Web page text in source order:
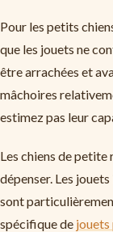
Pour les petits
que les jouets ne
être arrachées et
mâchoires
estimez pas leur
Les chiens de petite
dépenser. Les
sont
spécifique de jouets